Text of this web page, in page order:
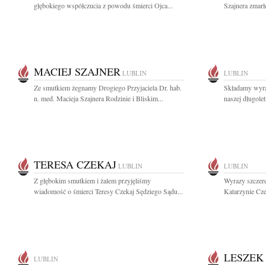
głębokiego współczucia z powodu śmierci Ojca...
Szajnera
MACIEJ SZAJNER LUBLIN
Ze smutkiem żegnamy Drogiego Przyjaciela Dr. hab.
n. med. Macieja Szajnera Rodzinie i Bliskim...
LUBLIN
Składamy
naszej
TERESA CZEKAJ LUBLIN
Z głębokim smutkiem i żalem przyjęliśmy
wiadomość o śmierci Teresy Czekaj Sędziego Sądu...
LUBLIN
Wyrazy
Katarzynie
LUBLIN